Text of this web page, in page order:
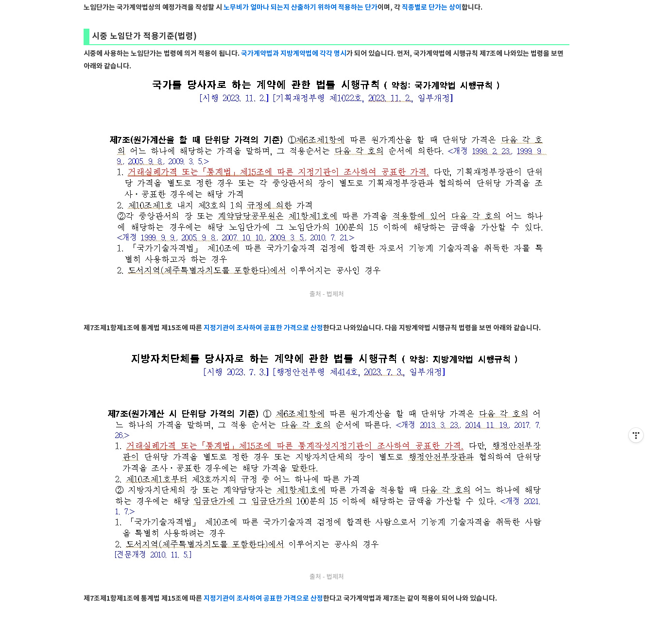
노임단가는 국가계약법상의 예정가격을 작성할 시 노무비가 얼마나 되는지 산출하기 위하여 적용하는 단가이며, 각직종별로 단가는 상이 합니다.
시중 노임단가 적용기준(법령)
시중에 사용하는 노임단가는 법령에 의거 적용이 됩니다. 국가계약법과 지방계약법에 각각 명시 가 되어 있습니다. 먼저, 국가계약법에 시행규칙 제7조에 나와있는 법령을 보면
아래와 같습니다.
출처 - 법제처
제7조제1항제1조에 통계법 제15조에 따른 지정기관이 조사하여 공표한 가격으로 산정한다고 나와있습니다. 다음 지방계약법 시행규칙 법령을 보면 아래와 같습니다.
출처 - 법제처
제7조제1항제1조에 통계법 제15조에 따른 지정기관이 조사하여 공표한 가격으로 산정한다고 국가계약법과 제7조는 같이 적용이 되어 나와 있습니다.